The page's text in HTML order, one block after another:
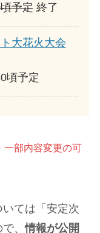
予定終了
大花火大会
頃予定
部内容変更の可
ては「安定次
で、情報が公開